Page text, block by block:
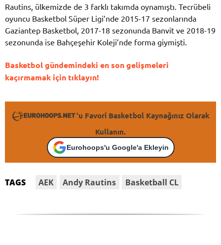
Rautins, ülkemizde de 3 farklı takımda oynamıştı. Tecrübeli
oyuncu Basketbol Süper Ligi’nde 2015-17 sezonlarında
Gaziantep Basketbol, 2017-18 sezonunda Banvit ve 2018-19
sezonunda ise Bahçeşehir Koleji’nde forma giymişti.
Basketbol gündemindeki en son gelişmeleri
kaçırmamak için tıklayın!
'u Favori Basketbol Kaynağınız Olarak
Kullanın.
Eurohoops'u Google'a Ekleyin
TAGS AEK Andy Rautins Basketball CL